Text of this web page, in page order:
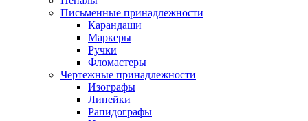
Письменные принадлежности
Карандаши
Маркеры
Ручки
Фломастеры
Чертежные принадлежности
Изографы
Линейки
Рапидографы